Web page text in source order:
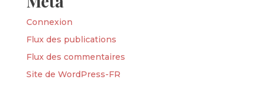
Connexion
Flux des publications
Flux des commentaires
Site de WordPress-FR